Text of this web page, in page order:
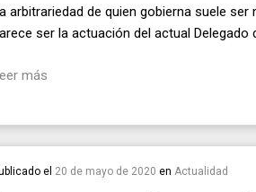
arbitrariedad de quien gobierna suele
ser la actuación del actual Delegado
más
el 20 de mayo de 2020 en Actualidad